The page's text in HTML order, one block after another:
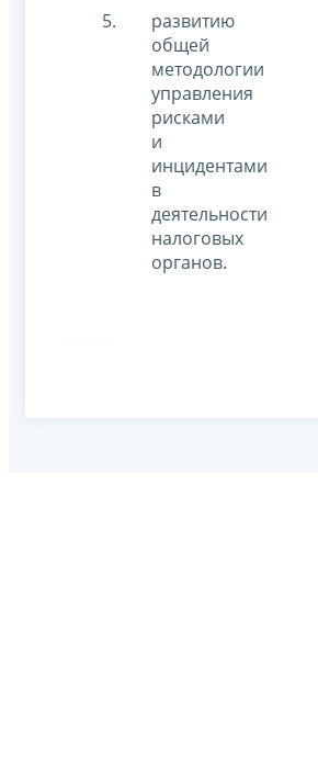
развитию
общей
методологии
управления
рисками
и
инцидентами
в
деятельности
налоговых
органов.